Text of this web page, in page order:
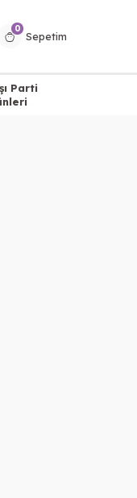
0
Sepetim
Parti